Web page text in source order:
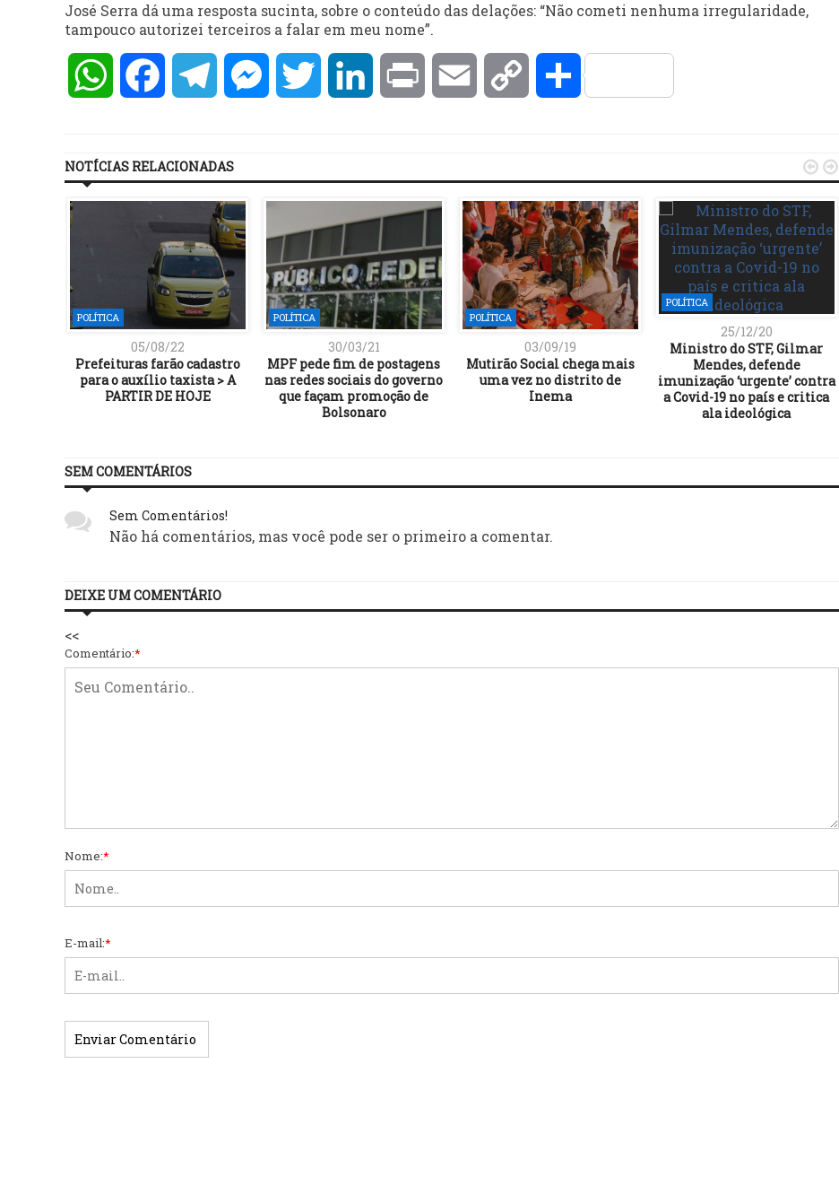
José Serra dá uma resposta sucinta, sobre o conteúdo das delações: “Não cometi nenhuma irregularidade,
tampouco autorizei terceiros a falar em meu nome”.
WhatsAppFacebookTelegramMessengerTwitter LinkedInPrint Email Copy Compartilhar
NOTÍCIAS RELACIONADAS
POLÍTICA
05/08/22
Prefeituras farão cadastro
para o auxílio taxista > A
PARTIR DE HOJE
POLÍTICA
30/03/21
MPF pede fim de postagens
nas redes sociais do governo
que façam promoção de
Bolsonaro
POLÍTICA
03/09/19
Mutirão Social chega mais
uma vez no distrito de
Inema
POLÍTICA
25/12/20
Ministro do STF, Gilmar
Mendes, defende
imunização ‘urgente’ contra
a Covid-19 no país e critica
ala ideológica
 
SEM COMENTÁRIOS
Sem Comentários!
Não há comentários, mas você pode ser o primeiro a comentar.
DEIXE UM COMENTÁRIO
<<
Comentário:*
Nome:*
E-mail:*